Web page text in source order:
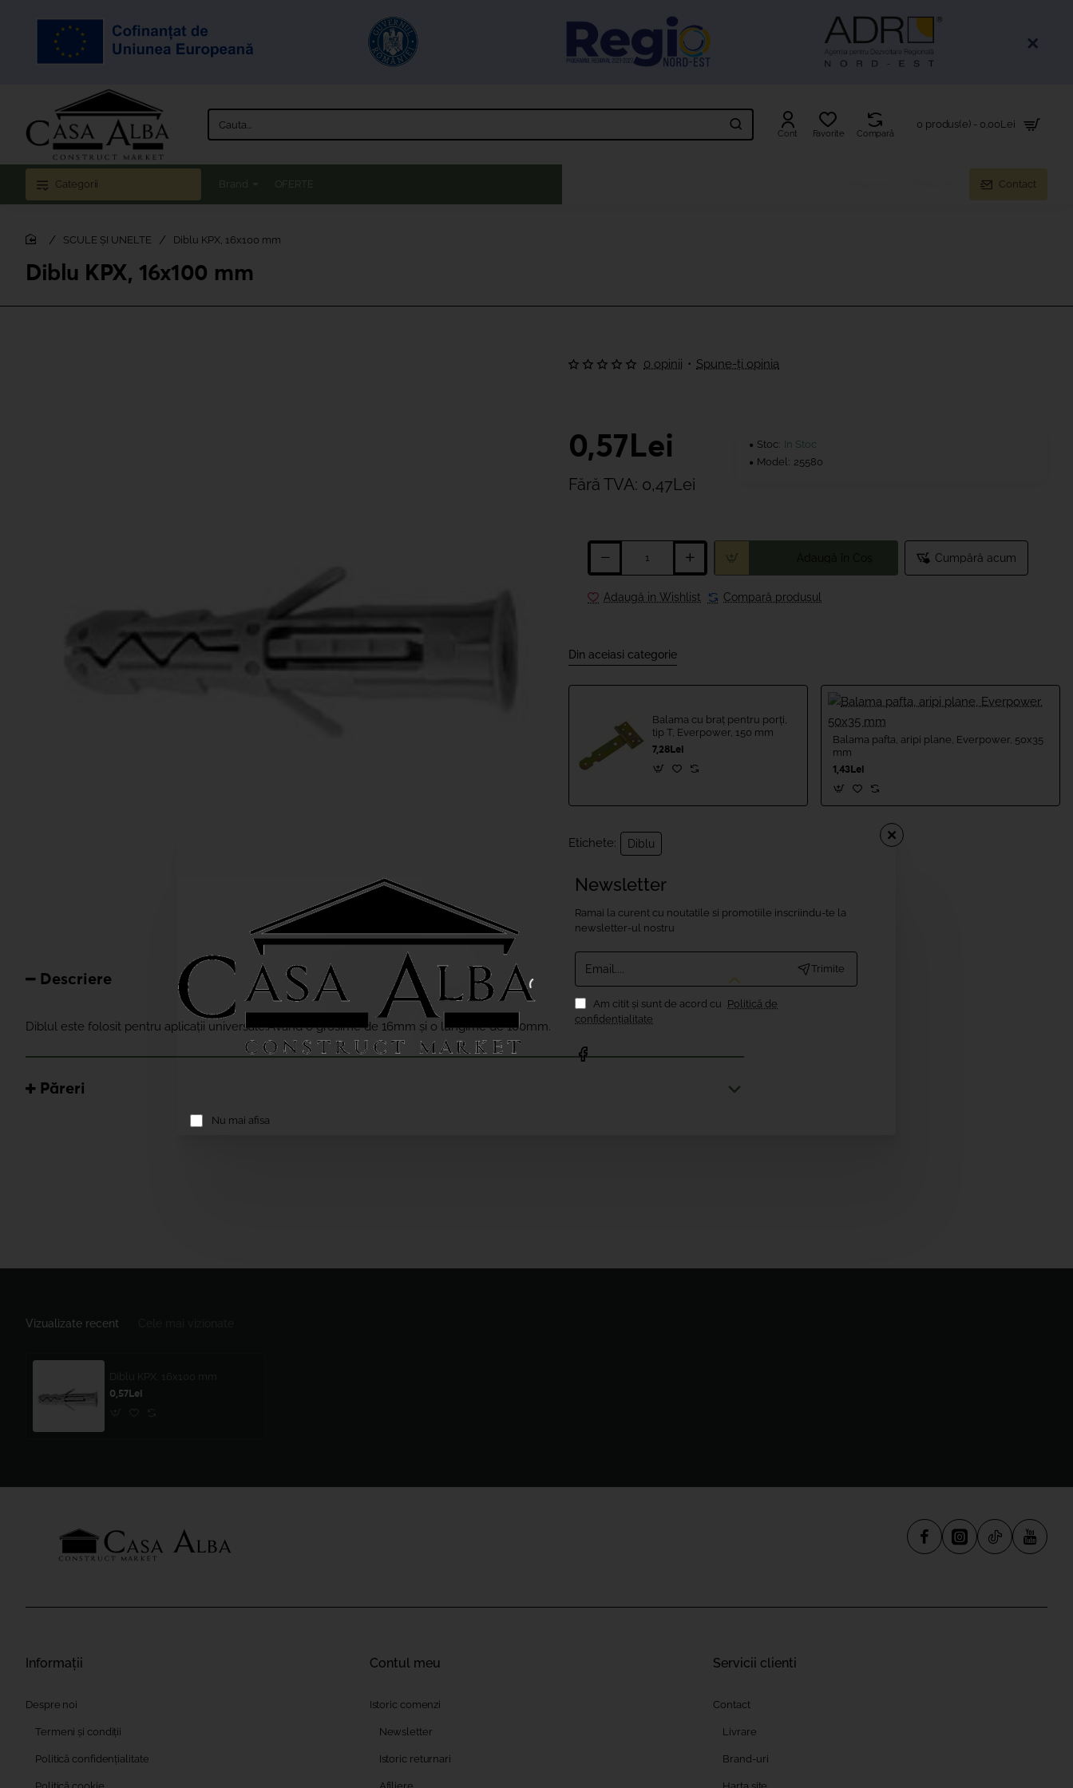
Newsletter
Ramai la curent cu noutatile si promotiile inscriindu-te la
newsletter-ul nostru
Email....
Trimite
Am citit şi sunt de acord cu Politică de
confidențialitate
Nu mai afisa
Cauta... Cont Favorite Compară
0 produs(e) - 0,00Lei
Categorii Brand OFERTE Contact
Diblu KPX, 16x100 mm
SCULE ȘI UNELTE Diblu KPX, 16x100 mm
0 opinii • Spune-ţi opinia
0,57Lei
Fără TVA: 0,47Lei
Stoc: In Stoc
Model: 25580
Cumpără acum
Adaugă in Wishlist Compară produsul
Din aceiasi categorie
Balama cu braț pentru porți,
tip T, Everpower, 150 mm
7,28Lei
Balama pafta, aripi plane, Everpower, 50x35
mm
1,43Lei
Etichete: Diblu
Descriere
Diblul este folosit pentru aplicații universale.Având o grosime de 16mm și o lungime de 100mm.
Păreri
Vizualizate recent
0,57Lei
Informații
Despre noi
Termeni și condiții
Politică confidențialitate
Contul meu
Istoric comenzi
Newsletter
Istoric returnari
Servicii clienti
Contact
Livrare
Brand-uri